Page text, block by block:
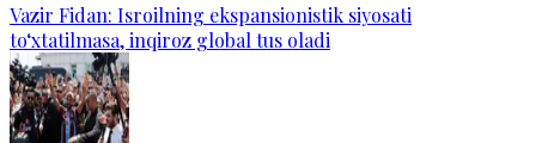
Vazir Fidan: Isroilning ekspansionistik siyosati
to‘xtatilmasa, inqiroz global tus oladi